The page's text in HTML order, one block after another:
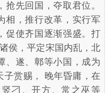
先回国，夺取君位。
相，推行改革，实行军
促使齐国逐渐强盛。打
侯，平定宋国内乱，北
、遂、鄣等小国，成为
子赏赐， 晚年昏庸，在
刁、开方、常之巫等